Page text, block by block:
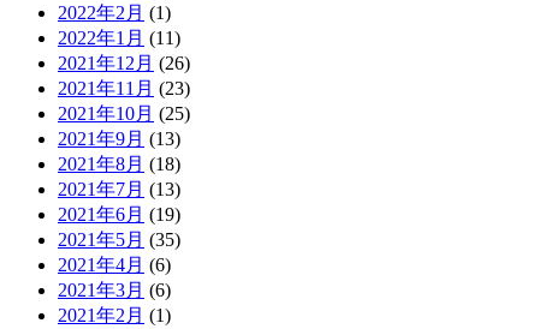
2022年2月 (1)
2022年1月 (11)
2021年12月 (26)
2021年11月 (23)
2021年10月 (25)
2021年9月 (13)
2021年8月 (18)
2021年7月 (13)
2021年6月 (19)
2021年5月 (35)
2021年4月 (6)
2021年3月 (6)
2021年2月 (1)